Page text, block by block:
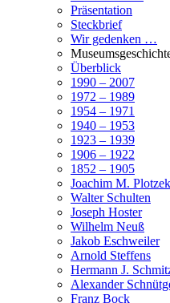
Präsentation
Steckbrief
Wir gedenken …
Überblick
1990 – 2007
1972 – 1989
1954 – 1971
1940 – 1953
1923 – 1939
1906 – 1922
1852 – 1905
Joachim M. Plotzek
Walter Schulten
Joseph Hoster
Wilhelm Neuß
Jakob Eschweiler
Arnold Steffens
Hermann J.
Alexander
Franz Bock